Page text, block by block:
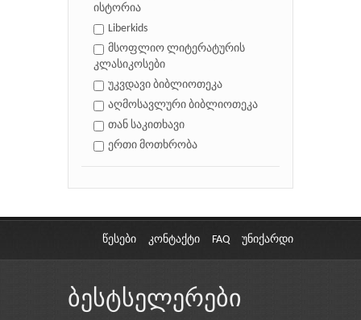
ისტორია
Liberkids
მსოფლიო ლიტერატურის
კლასიკოსები
უკვდავი ბიბლიოთეკა
აღმოსავლური ბიბლიოთეკა
თან საკითხავი
ერთი მოთხრობა
წესები კონტაქტი FAQ უნიქარდი
ბესტსელერები